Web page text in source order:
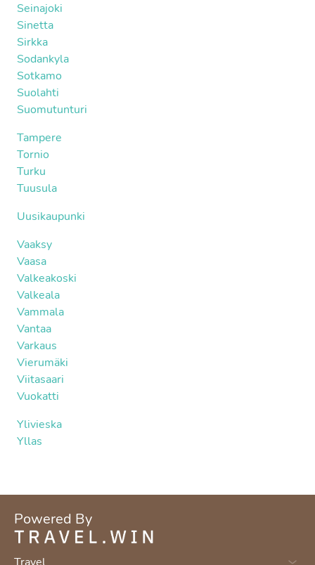
Seinajoki
Sinetta
Sirkka
Sodankyla
Sotkamo
Suolahti
Suomutunturi
Tampere
Tornio
Turku
Tuusula
Uusikaupunki
Vaaksy
Vaasa
Valkeakoski
Valkeala
Vammala
Vantaa
Varkaus
Vierumäki
Viitasaari
Vuokatti
Ylivieska
Yllas
Powered By